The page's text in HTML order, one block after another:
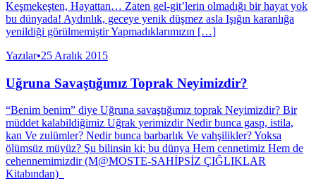
Keşmekeşten, Hayattan… Zaten gel-git’lerin olmadığı bir hayat yok
bu dünyada! Aydınlık, geceye yenik düşmez asla Işığın karanlığa
yenildiği görülmemiştir Yapmadıklarımızın […]
Yazılar•25 Aralık 2015
Uğruna Savaştığımız Toprak Neyimizdir?
“Benim benim” diye Uğruna savaştığımız toprak Neyimizdir? Bir
müddet kalabildiğimiz Uğrak yerimizdir Nedir bunca gasp, istila,
kan Ve zulümler? Nedir bunca barbarlık Ve vahşilikler? Yoksa
ölümsüz müyüz? Şu bilinsin ki; bu dünya Hem cennetimiz Hem de
cehennemimizdir (M@MOSTE-SAHİPSİZ ÇIĞLIKLAR
Kitabından)